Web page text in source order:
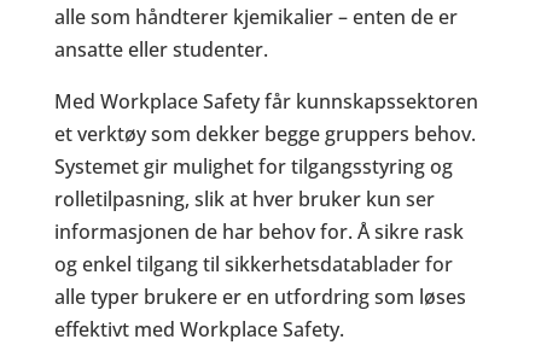
alle som håndterer kjemikalier – enten de er
ansatte eller studenter.
Med Workplace Safety får kunnskapssektoren
et verktøy som dekker begge gruppers behov.
Systemet gir mulighet for tilgangsstyring og
rolletilpasning, slik at hver bruker kun ser
informasjonen de har behov for. Å sikre rask
og enkel tilgang til sikkerhetsdatablader for
alle typer brukere er en utfordring som løses
effektivt med Workplace Safety.